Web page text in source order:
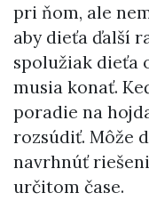
pri ňom, ale
aby dieťa ďalší
spolužiak dieťa
musia konať.
poradie na
rozsúdiť. Môže
navrhnúť
určitom čase.